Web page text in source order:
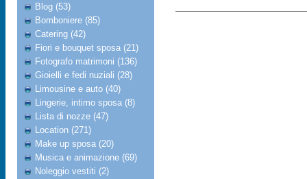
Blog (53)
Bomboniere (85)
Catering (42)
Fiori e bouquet sposa (21)
Fotografo matrimoni (136)
Gioielli e fedi nuziali (28)
Limousine e auto (40)
Lingerie, intimo sposa (8)
Lista di nozze (47)
Location (271)
Make up sposa (20)
Musica e animazione (69)
Noleggio vestiti (2)